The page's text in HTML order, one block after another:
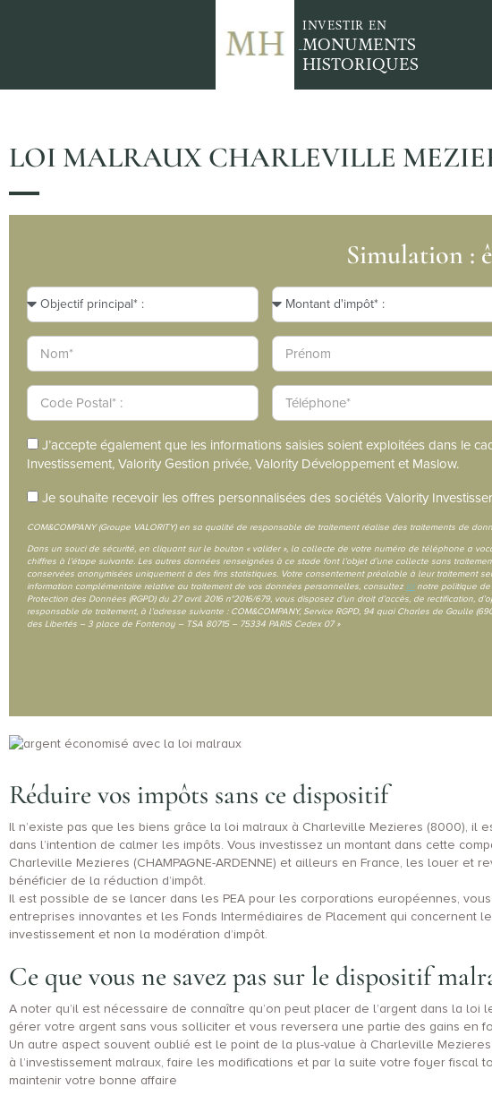
INVESTIR EN
MONUMENTS
HISTORIQUES
LOI MALRAUX CHARLEVILLE
Simulation :
J’accepte également que les informations saisies soient exploitées dans le
Investissement, Valority Gestion privée, Valority Développement et Maslow.
Je souhaite recevoir les offres personnalisées des sociétés Valority
COM&COMPANY (Groupe VALORITY) en sa qualité de responsable de traitement réalise des traitements de
Dans un souci de sécurité, en cliquant sur le bouton « valider », la collecte de votre numéro de téléphone a
chiffres à l’étape suivante. Les autres données renseignées à ce stade font l’objet d’une collecte sans
conservées anonymisées uniquement à des fins statistiques. Votre consentement préalable à leur traitement
information complémentaire relative au traitement de vos données personnelles, consultez icinotre politique de
Protection des Données (RGPD) du 27 avril 2016 n°2016/679, vous disposez d’un droit d’accès, de
responsable de traitement, à l’adresse suivante : COM&COMPANY, Service RGPD, 94 quai Charles de Gaulle
des Libertés – 3 place de Fontenoy – TSA 80715 – 75334 PARIS Cedex 07 »
Réduire vos impôts sans ce dispositif
Il n’existe pas que les biens grâce la loi malraux à Charleville Mezieres (8000),
dans l’intention de calmer les impôts. Vous investissez un montant dans cette
Charleville Mezieres (CHAMPAGNE-ARDENNE) et ailleurs en France, les louer
bénéficier de la réduction d’impôt.
Il est possible de se lancer dans les PEA pour les corporations européennes,
entreprises innovantes et les Fonds Intermédiaires de Placement qui
investissement et non la modération d’impôt.
Ce que vous ne savez pas sur le dispositif
A noter qu’il est nécessaire de connaître qu’on peut placer de l’argent dans la
gérer votre argent sans vous solliciter et vous reversera une partie des gains en
Un autre aspect souvent oublié est le point de la plus-value à Charleville
à l’investissement malraux, faire les modifications et par la suite votre foyer
maintenir votre bonne affaire